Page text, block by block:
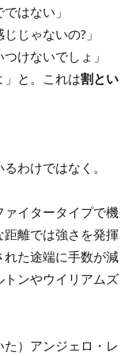
はない」
じゃないの?」
けないでしょ」
」と。これは割とい
わけではなく。
イタータイプで機
離では強さを発揮
た途端に手数が減
トンやウイリアムズ
）アンジェロ・レ